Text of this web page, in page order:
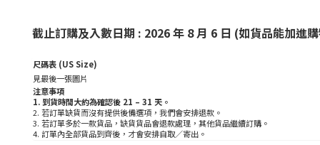
截止訂購及入數日期 : 2026 年 8 月 6 日 (如貨品能加進
尺碼表 (US Size)
見最後一張圖片
注意事項
1. 到貨時間大約為確認後 21 – 31 天 。
2. 若訂單缺貨而沒有提供後備選項，我們會安排退款。
3. 若訂單多於一款貨品，缺貨貨品會退款處理，其他貨品繼續訂購。
4. 訂單內全部貨品到齊後，才會安排自取／寄出。